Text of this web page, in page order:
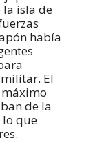
la isla de
había
El
de la
que